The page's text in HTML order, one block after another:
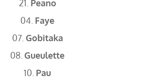
21. Peano
04. Faye
07. Gobitaka
08. Gueulette
10. Pau